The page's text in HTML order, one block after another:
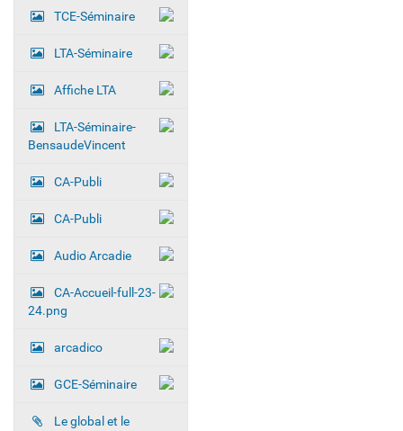
TCE-Séminaire
LTA-Séminaire
Affiche LTA
LTA-Séminaire-
BensaudeVincent
CA-Publi
CA-Publi
Audio Arcadie
CA-Accueil-full-23-
24.png
arcadico
GCE-Séminaire
Le global et le